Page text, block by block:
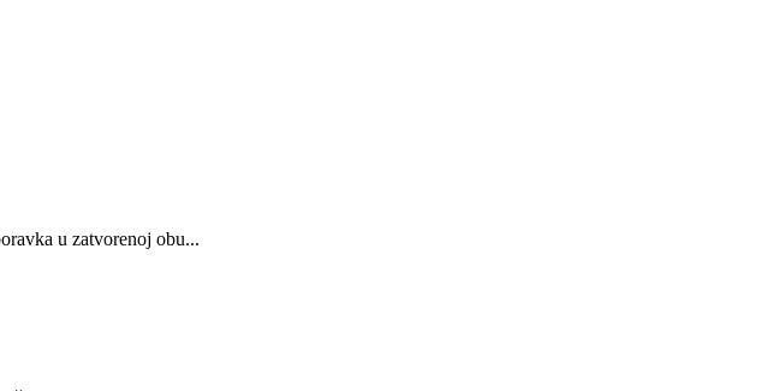
u zatvorenoj obu...